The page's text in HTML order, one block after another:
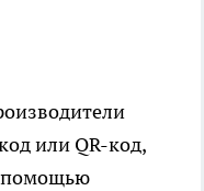
или QR-код,
помощью